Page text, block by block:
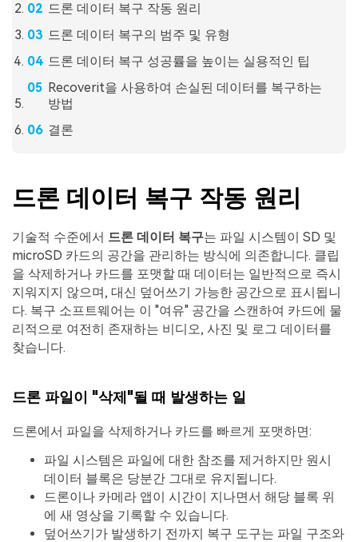
드론 데이터 복구 작동 원리
드론 데이터 복구의 범주 및 유형
드론 데이터 복구 성공률을 높이는 실용적인 팁
Recoverit을 사용하여 손실된 데이터를 복구하는
방법
결론
드론 데이터 복구 작동 원리
기술적 수준에서 드론 데이터 복구는 파일 시스템이 SD 및
microSD 카드의 공간을 관리하는 방식에 의존합니다. 클립
을 삭제하거나 카드를 포맷할 때 데이터는 일반적으로 즉시
지워지지 않으며, 대신 덮어쓰기 가능한 공간으로 표시됩니
다. 복구 소프트웨어는 이 "여유" 공간을 스캔하여 카드에 물
리적으로 여전히 존재하는 비디오, 사진 및 로그 데이터를
찾습니다.
드론 파일이 "삭제"될 때 발생하는 일
드론에서 파일을 삭제하거나 카드를 빠르게 포맷하면:
파일 시스템은 파일에 대한 참조를 제거하지만 원시
데이터 블록은 당분간 그대로 유지됩니다.
드론이나 카메라 앱이 시간이 지나면서 해당 블록 위
에 새 영상을 기록할 수 있습니다.
덮어쓰기가 발생하기 전까지 복구 도구는 파일 구조와